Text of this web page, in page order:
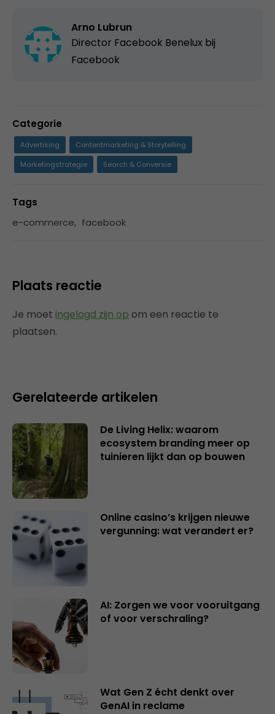
Arno Lubrun
Director Facebook Benelux bij
Facebook
Categorie
Advertising
Contentmarketing & Storytelling
Marketingstrategie
Search & Conversie
Tags
e-commerce, facebook
Plaats reactie
Je moet ingelogd zijn op om een reactie te
plaatsen.
Gerelateerde artikelen
De Living Helix: waarom
ecosystem branding meer op
tuinieren lijkt dan op bouwen
Online casino’s krijgen nieuwe
vergunning: wat verandert er?
AI: Zorgen we voor vooruitgang
of voor verschraling?
Wat Gen Z écht denkt over
GenAI in reclame